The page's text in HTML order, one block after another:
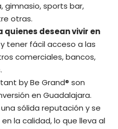
gimnasio, sports bar,
otras.
quienes desean vivir en
y tener fácil acceso a las
comerciales, bancos,
by Be Grand® son
en Guadalajara.
sólida reputación y se
la calidad, lo que lleva al